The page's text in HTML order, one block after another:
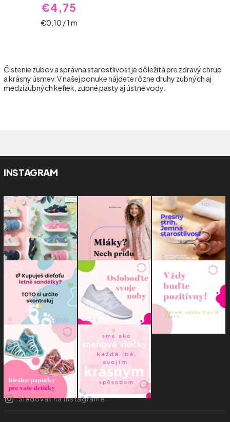
€4,75
€0,10 / 1 m
Čistenie zubov a správna starostlivosť je dôležitá pre zdravý chrup
a krásny úsmev. V našej ponuke nájdete rôzne druhy zubných aj
medzizubných kefiek, zubné pasty aj ústne vody.
INSTAGRAM
Sledovať na Instagrame